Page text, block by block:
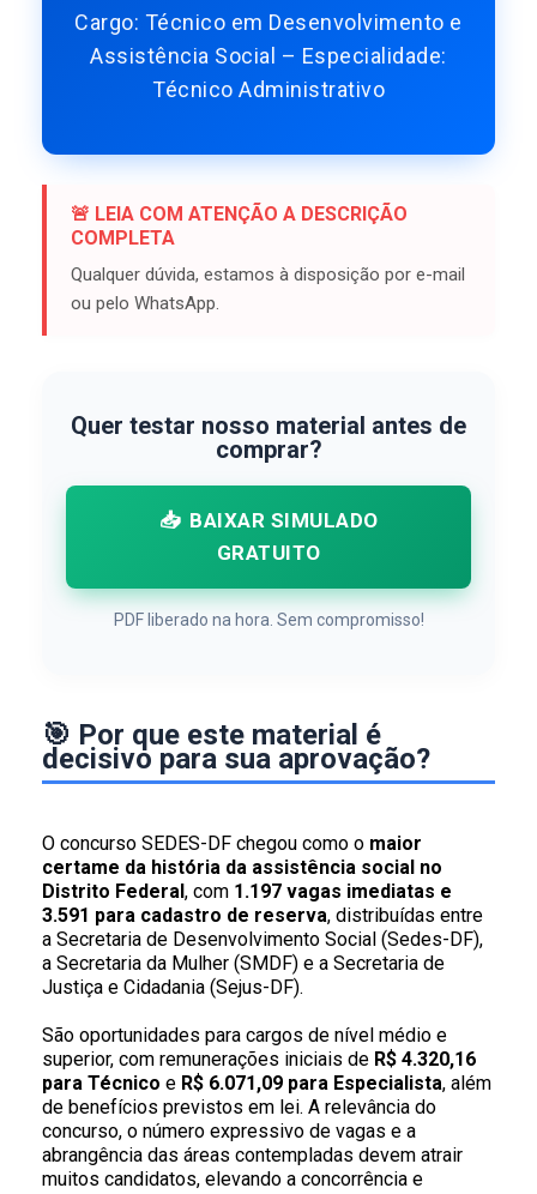
Cargo: Técnico em Desenvolvimento e
Assistência Social – Especialidade:
Técnico Administrativo
🚨 LEIA COM ATENÇÃO A DESCRIÇÃO
COMPLETA
Qualquer dúvida, estamos à disposição por e-mail
ou pelo WhatsApp.
Quer testar nosso material antes de
comprar?
📥 BAIXAR SIMULADO
GRATUITO
PDF liberado na hora. Sem compromisso!
🎯 Por que este material é
decisivo para sua aprovação?
O concurso SEDES-DF chegou como o maior
certame da história da assistência social no
Distrito Federal, com 1.197 vagas imediatas e
3.591 para cadastro de reserva, distribuídas entre
a Secretaria de Desenvolvimento Social (Sedes-DF),
a Secretaria da Mulher (SMDF) e a Secretaria de
Justiça e Cidadania (Sejus-DF).
São oportunidades para cargos de nível médio e
superior, com remunerações iniciais de R$ 4.320,16
para Técnico e R$ 6.071,09 para Especialista, além
de benefícios previstos em lei. A relevância do
concurso, o número expressivo de vagas e a
abrangência das áreas contempladas devem atrair
muitos candidatos, elevando a concorrência e